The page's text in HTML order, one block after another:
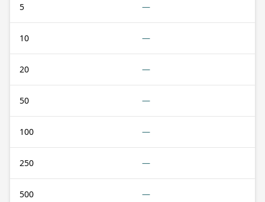
5 —
10 —
20 —
50 —
100 —
250 —
500 —